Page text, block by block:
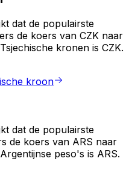
dat de populairste
de koers van CZK naar
kronen is CZK.
kroon
dat de populairste
de koers van ARS naar
peso's is ARS.